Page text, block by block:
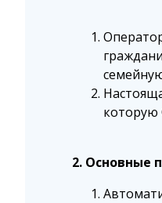
которую
2. Основные